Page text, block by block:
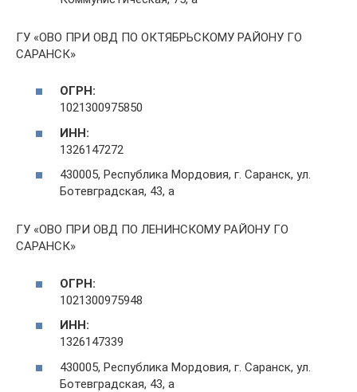
ГУ «ОВО ПРИ ОВД ПО ОКТЯБРЬСКОМУ РАЙОНУ ГО
САРАНСК»
ОГРН:
1021300975850
ИНН:
1326147272
430005, Республика Мордовия, г. Саранск, ул.
Ботевградская, 43, а
ГУ «ОВО ПРИ ОВД ПО ЛЕНИНСКОМУ РАЙОНУ ГО
САРАНСК»
ОГРН:
1021300975948
ИНН:
1326147339
430005, Республика Мордовия, г. Саранск, ул.
Ботевградская, 43, а